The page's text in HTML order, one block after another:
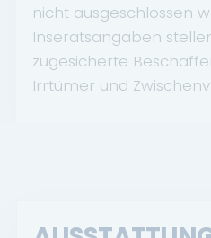
nicht ausgeschlossen
Inseratsangaben
zugesicherte
Irrtümer und